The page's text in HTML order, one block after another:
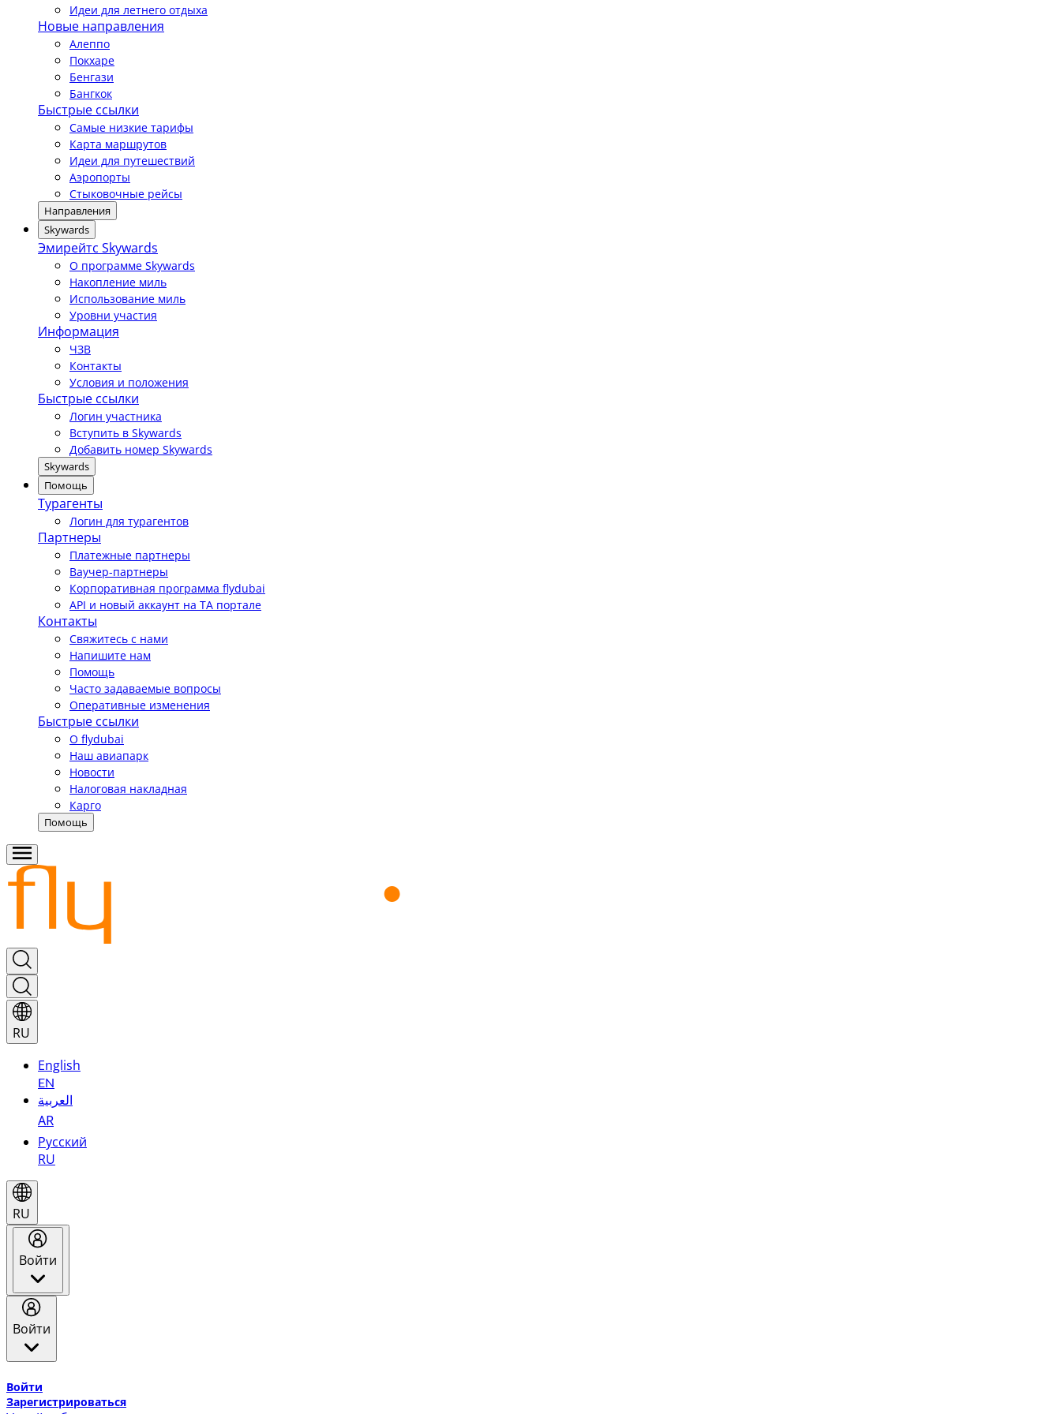
Идеи для летнего отдыха
Новые направления
Алеппо
Покхаре
Бенгази
Бангкок
Быстрые ссылки
Самые низкие тарифы
Карта маршрутов
Идеи для путешествий
Аэропорты
Стыковочные рейсы
Направления
Skywards
Эмирейтс Skywards
О программе Skywards
Накопление миль
Использование миль
Уровни участия
Информация
ЧЗВ
Контакты
Условия и положения
Быстрые ссылки
Логин участника
Вступить в Skywards
Добавить номер Skywards
Skywards
Помощь
Турагенты
Логин для турагентов
Партнеры
Платежные партнеры
Ваучер-партнеры
Корпоративная программа flydubai
API и новый аккаунт на TA портале
Контакты
Свяжитесь с нами
Напишите нам
Помощь
Часто задаваемые вопросы
Оперативные изменения
Быстрые ссылки
О flydubai
Наш авиапарк
Новости
Налоговая накладная
Карго
Помощь
RU
English
EN
العربية
AR
Русский
RU
RU
Войти
Войти
Войти
Зарегистрироваться